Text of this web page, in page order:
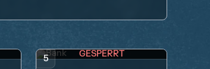
5 GESPERRT